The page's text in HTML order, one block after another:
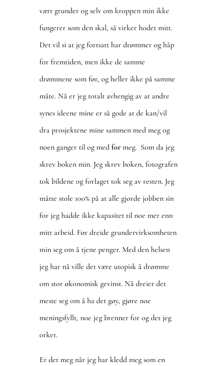
vært grunder og selv om kroppen min ikke
fungerer som den skal, så virker hodet mitt.
Det vil si at jeg fortsatt har drømmer og håp
for fremtiden, men ikke de samme
drømmene som før, og heller ikke på samme
måte. Nå er jeg totalt avhengig av at andre
synes ideene mine er så gode at de kan/vil
dra prosjektene mine sammen med meg og
noen ganger til og med formeg. Som da jeg
skrev boken min. Jeg skrev boken, fotografen
tok bildene og forlaget tok seg av resten. Jeg
måtte stole 100% på at alle gjorde jobben sin
for jeg hadde ikke kapasitet til noe mer enn
mitt arbeid. Før dreide grundervirksomheten
min seg om å tjene penger. Med den helsen
jeg har nå ville det være utopisk å drømme
om stor økonomisk gevinst. Nå dreier det
meste seg om å ha det gøy, gjøre noe
meningsfyllt, noe jeg brenner for og det jeg
orker.
Er det meg når jeg har kledd meg som en